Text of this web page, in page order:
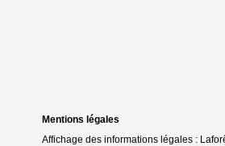
Mentions légales
Affichage des informations légales :